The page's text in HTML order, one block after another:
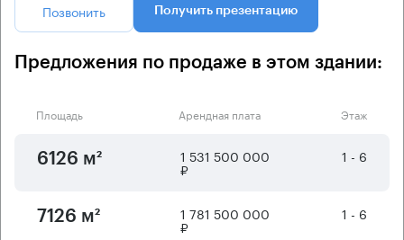
Позвонить Получить презентацию
Предложения по продаже в этом здании:
Площадь Арендная плата Этаж
6126 м² 1 531 500 000
₽
1 - 6
7126 м² 1 781 500 000
₽
1 - 6